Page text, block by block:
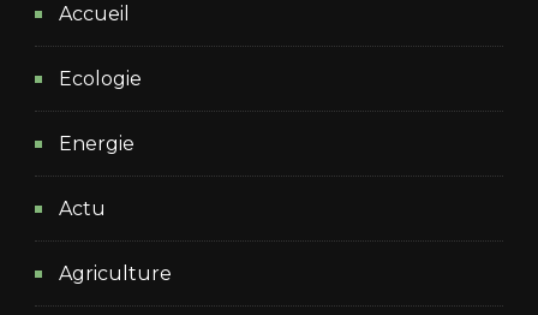
Accueil
Ecologie
Energie
Actu
Agriculture